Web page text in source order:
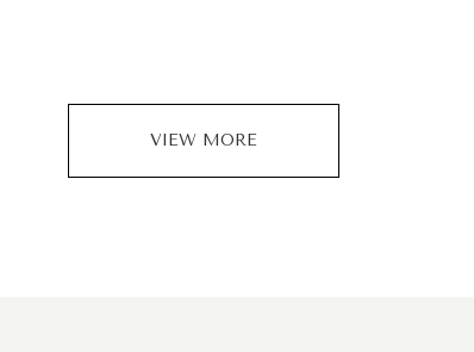
VIEW MORE